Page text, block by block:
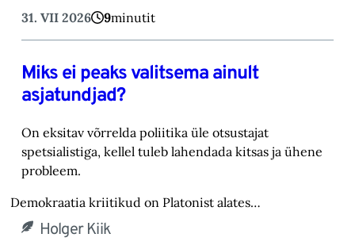
31. VII 2026 9minutit
Miks ei peaks valitsema ainult
asjatundjad?
On eksitav võrrelda poliitika üle otsustajat
spetsialistiga, kellel tuleb lahendada kitsas ja ühene
probleem.
Demokraatia kriitikud on Platonist alates…
Holger Kiik